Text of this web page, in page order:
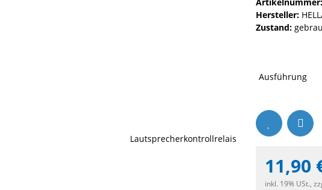
Hersteller:
Zustand:
Ausführung
11,90
inkl. 19% USt.,